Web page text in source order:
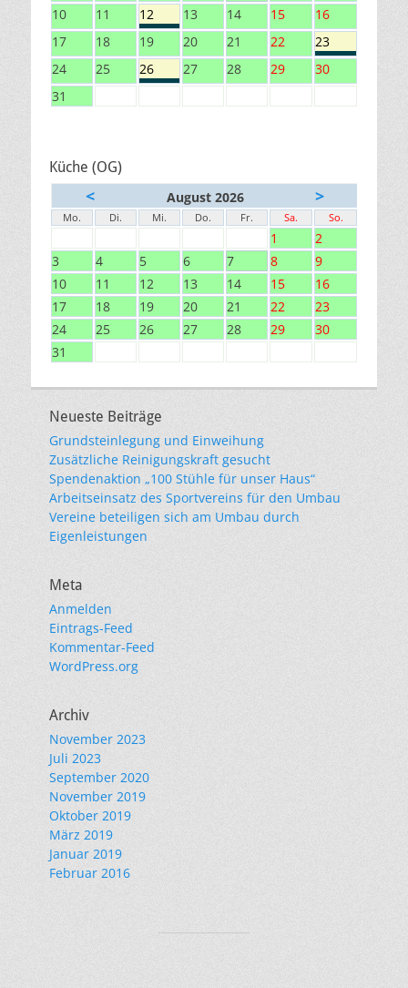
10
11 12 13 14 15
16
17
18 19 20 21 22
23
24
25 26 27 28 29
30
31
Küche (OG)
< August 2026 >
Mo. Di. Mi. Do. Fr. Sa. So.
1
2
3
4 5 6 7 8
9
10
11 12 13 14 15
16
17
18 19 20 21 22
23
24
25 26 27 28 29
30
31
Neueste Beiträge
Grundsteinlegung und Einweihung
Zusätzliche Reinigungskraft gesucht
Spendenaktion „100 Stühle für unser Haus“
Arbeitseinsatz des Sportvereins für den Umbau
Vereine beteiligen sich am Umbau durch
Eigenleistungen
Meta
Anmelden
Eintrags-Feed
Kommentar-Feed
WordPress.org
Archiv
November 2023
Juli 2023
September 2020
November 2019
Oktober 2019
März 2019
Januar 2019
Februar 2016